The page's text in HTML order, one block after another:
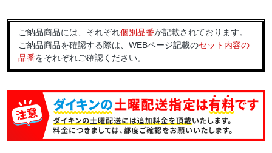
ご納品商品には、それぞれ個別品番が記載されております。
ご納品商品を確認する際は、WEBページ記載のセット内容の
品番をそれぞれご確認ください。